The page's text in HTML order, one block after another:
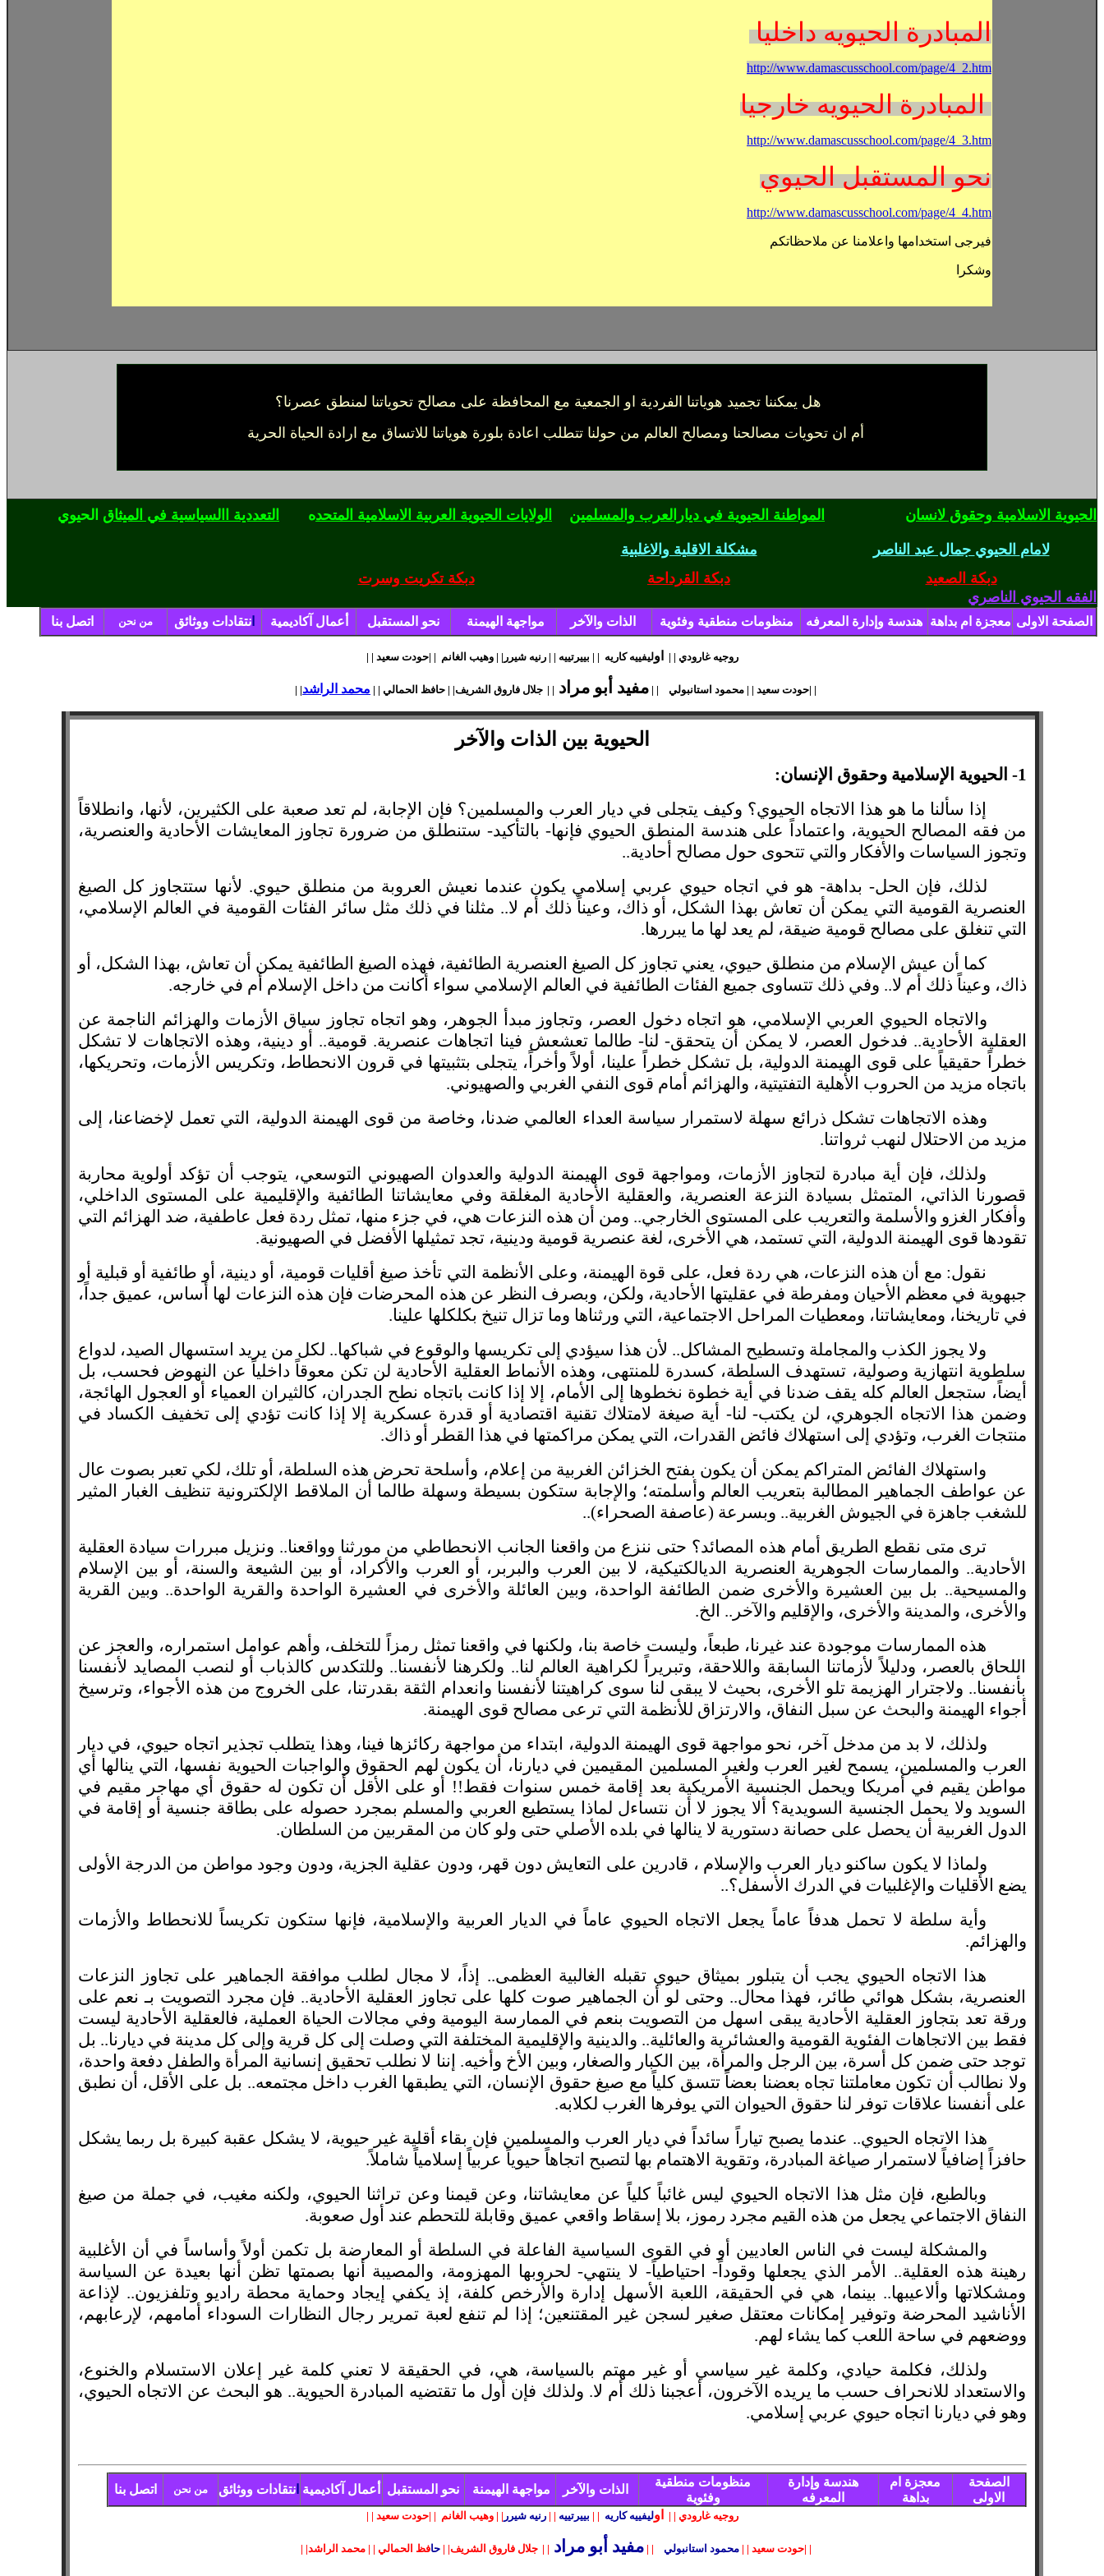
المبادرة الحيويه داخليا
http://www.damascusschool.com/page/4_2.htm
المبادرة الحيويه خارجيا
http://www.damascusschool.com/page/4_3.htm
نحو المستقبل الحيوي
http://www.damascusschool.com/page/4_4.htm
فيرجى استخدامها واعلامنا عن ملاحظاتكم
وشكرا
أم ان تحويات مصالحنا ومصالح العالم من حولنا تتطلب اعادة بلورة هوياتنا للاتساق مع ارادة الحياة الحرية
التعددية االسياسية في الميثاق الحيوي الولايات الحيوية العربية الاسلامية المتحده المواطنة الحيوية في ديارالعرب والمسلمين الحيوية الاسلامية وحقوق لانسان
مشكلة الاقلية والاغلبية لامام الحيوي جمال عبد الناصر
دبكة تكريت وسرت
دبكة القرداحة
دبكة الصعيد
الفقه الحيوي الناصري
الصفحة الاولى معجزة ام بداهة هندسة وإدارة المعرفه منظومات منطقية وفئوية الذات والآخر مواجهة الهيمنة نحو المستقبل أعمال آكاديمية نتقادات ووثائق من نحن اتصل بنا
| | روجيه غارودي | | اوليفييه كاريه | | بييرتييه | | رنيه شيرر | | وهيب الغانم | |حودت سعيد
| | حودت سعيد | | محمود استانبولي | | مفيد أبو مراد | | جلال فاروق الشريف| | حافظ الحمالي | | محمد الراشد | |
الحيوية بين الذات والآخر
1- الحيوية الإسلامية وحقوق الإنسان
:
إذا سألنا ما هو هذا الاتجاه الحيوي؟ وكيف يتجلى في ديار العرب والمسلمين؟ فإن الإجابة، لم تعد صعبة على الكثيرين، لأنها، وانطلاقاً
من فقه المصالح الحيوية، واعتماداً على هندسة المنطق الحيوي فإنها- بالتأكيد- ستنطلق من ضرورة تجاوز المعايشات الأحادية والعنصرية،
وتجوز السياسات والأفكار والتي تتحوى حول مصالح أحادية..
لذلك، فإن الحل- بداهة- هو في اتجاه حيوي عربي إسلامي يكون عندما نعيش العروبة من منطلق حيوي. لأنها ستتجاوز كل الصيغ
العنصرية القومية التي يمكن أن تعاش بهذا الشكل، أو ذاك، وعيناً ذلك أم لا.. مثلنا في ذلك مثل سائر الفئات القومية في العالم الإسلامي،
التي تنغلق على مصالح قومية ضيقة، لم يعد لها ما يبررها.
كما أن عيش الإسلام من منطلق حيوي، يعني تجاوز كل الصيغ العنصرية الطائفية، فهذه الصيغ الطائفية يمكن أن تعاش، بهذا الشكل، أو
ذاك، وعيناً ذلك أم لا.. وفي ذلك تتساوى جميع الفئات الطائفية في العالم الإسلامي سواء أكانت من داخل الإسلام أم في خارجه.
والاتجاه الحيوي العربي الإسلامي، هو اتجاه دخول العصر، وتجاوز مبدأ الجوهر، وهو اتجاه تجاوز سياق الأزمات والهزائم الناجمة عن
العقلية الأحادية.. فدخول العصر، لا يمكن أن يتحقق- لنا- طالما تعشعش فينا اتجاهات عنصرية. قومية.. أو دينية، وهذه الاتجاهات لا تشكل
خطراً حقيقياً على قوى الهيمنة الدولية، بل تشكل خطراً علينا، أولاً وأخراً، يتجلى بتثبيتها في قرون الانحطاط، وتكريس الأزمات، وتحريكها،
باتجاه مزيد من الحروب الأهلية التفتيتية، والهزائم أمام قوى النفي الغربي والصهيوني.
وهذه الاتجاهات تشكل ذرائع سهلة لاستمرار سياسة العداء العالمي ضدنا، وخاصة من قوى الهيمنة الدولية، التي تعمل لإخضاعنا، إلى
مزيد من الاحتلال لنهب ثرواتنا.
ولذلك، فإن أية مبادرة لتجاوز الأزمات، ومواجهة قوى الهيمنة الدولية والعدوان الصهيوني التوسعي، يتوجب أن تؤكد أولوية محاربة
قصورنا الذاتي، المتمثل بسيادة النزعة العنصرية، والعقلية الأحادية المغلقة وفي معايشاتنا الطائفية والإقليمية على المستوى الداخلي،
وأفكار الغزو والأسلمة والتعريب على المستوى الخارجي.. ومن أن هذه النزعات هي، في جزء منها، تمثل ردة فعل عاطفية، ضد الهزائم التي
تقودها قوى الهيمنة الدولية، التي تستمد، هي الأخرى، لغة عنصرية قومية ودينية، تجد تمثيلها الأفضل في الصهيونية.
نقول: مع أن هذه النزعات، هي ردة فعل، على قوة الهيمنة، وعلى الأنظمة التي تأخذ صيغ أقليات قومية، أو دينية، أو طائفية أو قبلية أو
جبهوية في معظم الأحيان ومفرطة في عقليتها الأحادية، ولكن، وبصرف النظر عن هذه المحرضات فإن هذه النزعات لها أساس، عميق جداً،
في تاريخنا، ومعايشاتنا، ومعطيات المراحل الاجتماعية، التي ورثناها وما تزال تنيخ بكلكلها علينا.
ولا يجوز الكذب والمجاملة وتسطيح المشاكل.. لأن هذا سيؤدي إلى تكريسها والوقوع في شباكها.. لكل من يريد استسهال الصيد، لدواع
سلطوية انتهازية وصولية، تستهدف السلطة، كسدرة للمنتهى، وهذه الأنماط العقلية الأحادية لن تكن معوقاً داخلياً عن النهوض فحسب، بل
أيضاً، ستجعل العالم كله يقف ضدنا في أية خطوة نخطوها إلى الأمام، إلا إذا كانت باتجاه نطح الجدران، كالثيران العمياء أو العجول الهائجة،
وضمن هذا الاتجاه الجوهري، لن يكتب- لنا- أية صيغة لامتلاك تقنية اقتصادية أو قدرة عسكرية إلا إذا كانت تؤدي إلى تخفيف الكساد في
منتجات الغرب، وتؤدي إلى استهلاك فائض القدرات، التي يمكن مراكمتها في هذا القطر أو ذاك.
واستهلاك الفائض المتراكم يمكن أن يكون بفتح الخزائن الغربية من إعلام، وأسلحة تحرض هذه السلطة، أو تلك، لكي تعبر بصوت عال
عن عواطف الجماهير المطالبة بتعريب العالم وأسلمته؛ والإجابة ستكون بسيطة وسهلة طالما أن الملاقط الإلكترونية تنظيف الغبار المثير
للشغب جاهزة في الجيوش الغربية.. وبسرعة (عاصفة الصحراء)..
ترى متى نقطع الطريق أمام هذه المصائد؟ حتى ننزع من واقعنا الجانب الانحطاطي من مورثنا وواقعنا.. ونزيل مبررات سيادة العقلية
الأحادية.. والممارسات الجوهرية العنصرية الديالكتيكية، لا بين العرب والبربر، أو العرب والأكراد، أو بين الشيعة والسنة، أو بين الإسلام
والمسيحية.. بل بين العشيرة والأخرى ضمن الطائفة الواحدة، وبين العائلة والأخرى في العشيرة الواحدة والقرية الواحدة.. وبين القرية
والأخرى، والمدينة والأخرى، والإقليم والآخر.. الخ.
هذه الممارسات موجودة عند غيرنا، طبعاً، وليست خاصة بنا، ولكنها في واقعنا تمثل رمزاً للتخلف، وأهم عوامل استمراره، والعجز عن
اللحاق بالعصر، ودليلاً لأزماتنا السابقة واللاحقة، وتبريراً لكراهية العالم لنا.. ولكرهنا لأنفسنا.. وللتكدس كالذباب أو لنصب المصايد لأنفسنا
بأنفسنا.. ولاجترار الهزيمة تلو الأخرى، بحيث لا يبقى لنا سوى كراهيتنا لأنفسنا وانعدام الثقة بقدرتنا، على الخروج من هذه الأجواء، وترسيخ
أجواء الهيمنة والبحث عن سبل النفاق، والارتزاق للأنظمة التي ترعى مصالح قوى الهيمنة.
ولذلك، لا بد من مدخل آخر، نحو مواجهة قوى الهيمنة الدولية، ابتداء من مواجهة ركائزها فينا، وهذا يتطلب تجذير اتجاه حيوي، في ديار
العرب والمسلمين، يسمح لغير العرب ولغير المسلمين المقيمين في ديارنا، أن يكون لهم الحقوق والواجبات الحيوية نفسها، التي ينالها أي
مواطن يقيم في أمريكا ويحمل الجنسية الأمريكية بعد إقامة خمس سنوات فقط!! أو على الأقل أن تكون له حقوق أي مهاجر مقيم في
السويد ولا يحمل الجنسية السويدية؟ ألا يجوز لا أن نتساءل لماذا يستطيع العربي والمسلم بمجرد حصوله على بطاقة جنسية أو إقامة في
الدول الغربية أن يحصل على حصانة دستورية لا ينالها في بلده الأصلي حتى ولو كان من المقربين من السلطان.
ولماذا لا يكون ساكنو ديار العرب والإسلام ، قادرين على التعايش دون قهر، ودون عقلية الجزية، ودون وجود مواطن من الدرجة الأولى
يضع الأقليات والإغلبيات في الدرك الأسفل؟..
وأية سلطة لا تحمل هدفاً عاماً يجعل الاتجاه الحيوي عاماً في الديار العربية والإسلامية، فإنها ستكون تكريساً للانحطاط والأزمات
والهزائم.
هذا الاتجاه الحيوي يجب أن يتبلور بميثاق حيوي تقبله الغالبية العظمى.. إذاً، لا مجال لطلب موافقة الجماهير على تجاوز النزعات
العنصرية، بشكل هوائي طائر، فهذا محال.. وحتى لو أن الجماهير صوت كلها على تجاوز العقلية الأحادية.. فإن مجرد التصويت بـ نعم على
ورقة تعد بتجاوز العقلية الأحادية يبقى اسهل من التصويت بنعم في الممارسة اليومية وفي مجالات الحياة العملية، فالعقلية الأحادية ليست
فقط بين الاتجاهات الفئوية القومية والعشائرية والعائلية.. والدينية والإقليمية المختلفة التي وصلت إلى كل قرية وإلى كل مدينة في ديارنا.. بل
توجد حتى ضمن كل أسرة، بين الرجل والمرأة، بين الكبار والصغار، وبين الأخ وأخيه. إننا لا نطلب تحقيق إنسانية المرأة والطفل دفعة واحدة،
ولا نطالب أن تكون معاملتنا تجاه بعضنا بعضاً تتسق كلياً مع صيغ حقوق الإنسان، التي يطبقها الغرب داخل مجتمعه.. بل على الأقل، أن نطبق
على أنفسنا علاقات توفر لنا حقوق الحيوان التي يوفرها الغرب لكلابه.
هذا الاتجاه الحيوي.. عندما يصبح تياراً سائداً في ديار العرب والمسلمين فإن بقاء أقلية غير حيوية، لا يشكل عقبة كبيرة بل ربما يشكل
حافزاً إضافياً لاستمرار صياغة المبادرة، وتقوية الاهتمام بها لتصبح اتجاهاً حيوياً عربياً إسلامياً شاملاً.
وبالطبع، فإن مثل هذا الاتجاه الحيوي ليس غائباً كلياً عن معايشاتنا، وعن قيمنا وعن تراثنا الحيوي، ولكنه مغيب، في جملة من صيغ
النفاق الاجتماعي يجعل من هذه القيم مجرد رموز، بلا إسقاط واقعي عميق وقابلة للتحطم عند أول صعوبة.
والمشكلة ليست في الناس العاديين أو في القوى السياسية الفاعلة في السلطة أو المعارضة بل تكمن أولاً وأساساً في أن الأغلبية
رهينة هذه العقلية.. الأمر الذي يجعلها وقوداً- احتياطياً- لا ينتهي- لحروبها المهزومة، والمصيبة أنها بصمتها تظن أنها بعيدة عن السياسة
ومشكلاتها وألاعيبها.. بينما، هي في الحقيقة، اللعبة الأسهل إدارة والأرخص كلفة، إذ يكفي إيجاد وحماية محطة راديو وتلفزيون.. لإذاعة
الأناشيد المحرضة وتوفير إمكانات معتقل صغير لسجن غير المقتنعين؛ إذا لم تنفع لعبة تمرير رجال النظارات السوداء أمامهم، لإرعابهم،
ووضعهم في ساحة اللعب كما يشاء لهم.
ولذلك، فكلمة حيادي، وكلمة غير سياسي أو غير مهتم بالسياسة، هي، في الحقيقة لا تعني كلمة غير إعلان الاستسلام والخنوع،
والاستعداد للانحراف حسب ما يريده الآخرون، أعجبنا ذلك أم لا. ولذلك فإن أول ما تقتضيه المبادرة الحيوية.. هو البحث عن الاتجاه الحيوي،
وهو في ديارنا اتجاه حيوي عربي إسلامي.
الصفحة
الاولى
معجزة ام
بداهة
هندسة وإدارة
المعرفه
منظومات منطقية
وفئوية
الذات والآخر مواجهة الهيمنة نحو المستقبل أعمال آكاديمية نتقادات ووثائق من نحن اتصل بنا
| | روجيه غارودي | | اوليفييه كاريه | | بييرتييه | | رنيه شيرر | | وهيب الغانم | |حودت سعيد
| | حودت سعيد | |محمود استانبولي | |مفيد أبو مراد | | جلال فاروق الشريف| | حافظ الحمالي | | محمد الراشد | |